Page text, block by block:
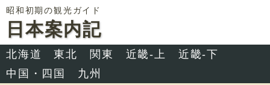
昭和初期の観光ガイド
日本案内記
北海道 東北 関東 近畿-上
近畿-下
中国・四国
九州